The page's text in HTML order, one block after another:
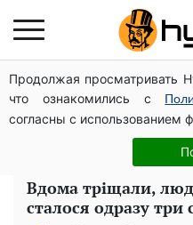
Продолжая просматривать
что ознакомились с
согласны с использованием
Повністю гола Анна
таких розмірів ви ще не
Буде ще один Майдан,
внучка відомого
Вдома тріщали,
сталося одразу три